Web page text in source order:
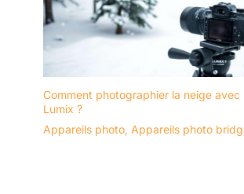
caméra
livrée avec
avez
Le pack
Pod, divers
sangles de
offre
CLIENT à
questions
client à
Comment photographier la neige avec
Lumix ?
Appareils photo, Appareils photo